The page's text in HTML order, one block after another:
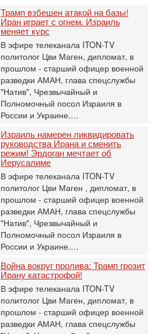
Трамп взбешен атакой на базы!
Иран играет с огнем. Израиль
меняет курс
В эфире телеканала ITON-TV
политолог Цви Маген, дипломат, в
прошлом - старший офицер военной
разведки АМАН, глава спецслужбы
"Натив", ‎Чрезвычайный и
Полномочный посол Израиля в
России и Украине.…
Израиль намерен ликвидировать
руководства Ирана и сменить
режим! Эрдоган мечтает об
Иерусалиме
В эфире телеканала ITON-TV
политолог Цви Маген , дипломат, в
прошлом - старший офицер военной
разведки АМАН, глава спецслужбы
"Натив", ‎Чрезвычайный и
Полномочный посол Израиля в
России и Украине.…
Война вокруг пролива: Трамп грозит
Ирану катастрофой!
В эфире телеканала ITON-TV
политолог Цви Маген, дипломат, в
прошлом - старший офицер военной
разведки АМАН, глава спецслужбы